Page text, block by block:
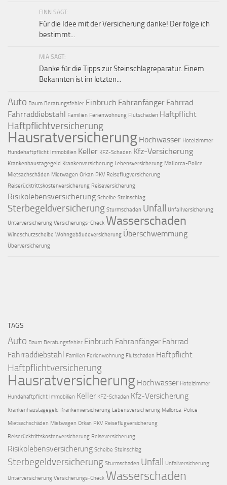
FINN SAGT:
Für die Idee mit der Versicherung danke! Der folge ich
bestimmt...
MIA SAGT:
Danke für die Tipps zur Steinschlagreparatur. Einem
Bekannten ist im letzten...
Auto Baum Beratungsfehler Einbruch Fahranfänger Fahrrad
Fahrraddiebstahl Familien Ferienwohnung Flutschaden Haftpflicht
Haftpflichtversicherung
Hausratversicherung Hochwasser Hotelzimmer
Hundehaftpflicht Immobilien Keller KFZ-Schaden Kfz-Versicherung
Krankenhaustagegeld Krankenversicherung Lebensversicherung Mallorca-Police
Mietsachschäden Mietwagen Orkan PKV Reiseflugversicherung
Reiserücktrittskostenversicherung Reiseversicherung
Risikolebensversicherung Scheibe Steinschlag
Sterbegeldversicherung Sturmschaden Unfall Unfallversicherung
Unterversicherung Versicherungs-Check Wasserschaden
Windschutzscheibe Wohngebäudeversicherung Überschwemmung
Überversicherung
TAGS
Auto Baum Beratungsfehler Einbruch Fahranfänger Fahrrad
Fahrraddiebstahl Familien Ferienwohnung Flutschaden Haftpflicht
Haftpflichtversicherung
Hausratversicherung Hochwasser Hotelzimmer
Hundehaftpflicht Immobilien Keller KFZ-Schaden Kfz-Versicherung
Krankenhaustagegeld Krankenversicherung Lebensversicherung Mallorca-Police
Mietsachschäden Mietwagen Orkan PKV Reiseflugversicherung
Reiserücktrittskostenversicherung Reiseversicherung
Risikolebensversicherung Scheibe Steinschlag
Sterbegeldversicherung Sturmschaden Unfall Unfallversicherung
Unterversicherung Versicherungs-Check Wasserschaden